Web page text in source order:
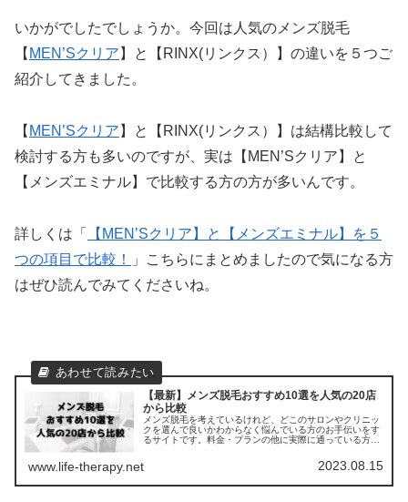
いかがでしたでしょうか。今回は人気のメンズ脱毛
【 MEN’Sクリア 】と【RINX(リンクス）】の違いを５つご
紹介してきました。
【 MEN’Sクリア 】と【RINX(リンクス）】は結構比較して
検討する方も多いのですが、実は【MEN’Sクリア】と
【メンズエミナル】で比較する方の方が多いんです。
詳しくは「
【MEN’Sクリア】と【メンズエミナル】を５
つの項目で比較！
」こちらにまとめましたので気になる方
はぜひ読んでみてくださいね。
【最新】メンズ脱毛おすすめ10選を人気の20店
から比較
メンズ脱毛を考えているけれど、どこのサロンやクリニッ
クを選んで良いかわからなく悩んでいる方のお手伝いをす
るサイトです。料金・プランの他に実際に通っている方の
www.life-therapy.net 2023.08.15